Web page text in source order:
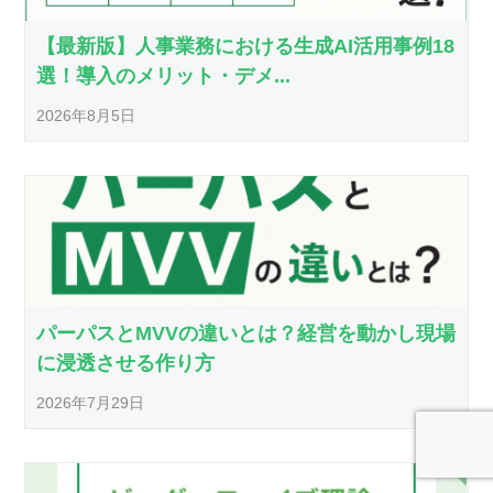
【最新版】人事業務における生成AI活用事例18
選！導入のメリット・デメ...
2026年8月5日
パーパスとMVVの違いとは？経営を動かし現場
に浸透させる作り方
2026年7月29日